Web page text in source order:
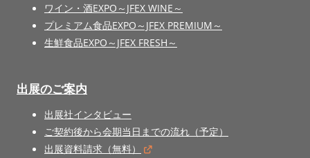
ワイン・酒EXPO～JFEX WINE～
プレミアム食品EXPO～JFEX PREMIUM～
生鮮食品EXPO～JFEX FRESH～
出展のご案内
出展社インタビュー
ご契約後から会期当日までの流れ（予定）
出展資料請求（無料）